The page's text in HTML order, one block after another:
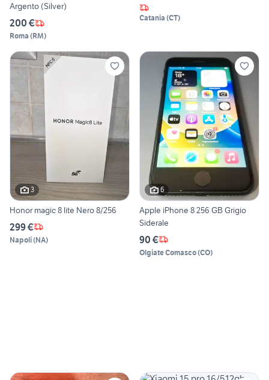
Argento (Silver)
200 €
Roma (RM)
Catania (CT)
3
Honor magic 8 lite Nero 8/256
299 €
Napoli(NA)
6
Apple iPhone 8 256 GB Grigio
Siderale
90 €
Olgiate Comasco(CO)